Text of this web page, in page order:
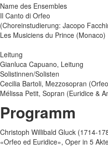
Name des Ensembles
Il Canto di Orfeo
(Choreinstudierung: Jacopo
Les Musiciens du Prince (Monaco)
Leitung
Gianluca Capuano, Leitung
Solistinnen/Solisten
Cecilia Bartoli, Mezzosopran
Mélissa Petit, Sopran (Euridice &
Programm
Christoph Willibald Gluck (1714-
«Orfeo ed Euridice», Oper in 5